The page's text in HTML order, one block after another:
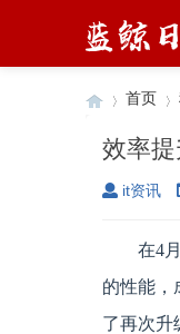
›
首页
›
效率
it资讯
在4
的性能，
了再次升